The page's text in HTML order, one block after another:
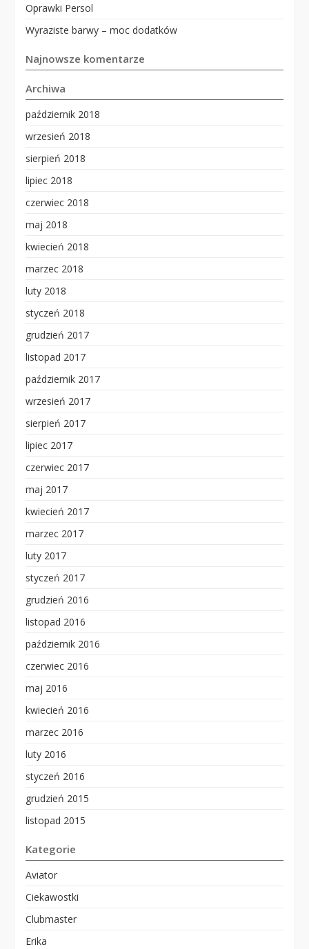
Oprawki Persol
Wyraziste barwy – moc dodatków
Najnowsze komentarze
Archiwa
październik 2018
wrzesień 2018
sierpień 2018
lipiec 2018
czerwiec 2018
maj 2018
kwiecień 2018
marzec 2018
luty 2018
styczeń 2018
grudzień 2017
listopad 2017
październik 2017
wrzesień 2017
sierpień 2017
lipiec 2017
czerwiec 2017
maj 2017
kwiecień 2017
marzec 2017
luty 2017
styczeń 2017
grudzień 2016
listopad 2016
październik 2016
czerwiec 2016
maj 2016
kwiecień 2016
marzec 2016
luty 2016
styczeń 2016
grudzień 2015
listopad 2015
Kategorie
Aviator
Ciekawostki
Clubmaster
Erika